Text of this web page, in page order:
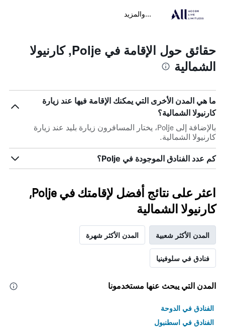
...والمزيد
حقائق حول الإقامة في Polje, كارنيولا
الشمالية
ما هي المدن الأخرى التي يمكنك الإقامة فيها عند زيارة
كارنيولا الشمالية؟
بالإضافة إلى Polje، يختار المسافرون زيارة بليد عند زيارة
كارنيولا الشمالية.
كم عدد الفنادق الموجودة في Polje؟
اعثر على نتائج أفضل لإقامتك في Polje,
كارنيولا الشمالية
المدن الأكثر شعبية المدن الأكثر شهرة
فنادق في سلوفينيا
المدن التي يبحث عنها مستخدمونا
الفنادق في الدوحة
الفنادق في اسطنبول